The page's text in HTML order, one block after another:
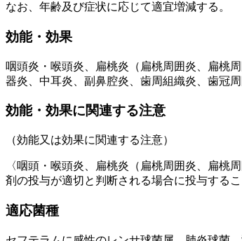
なお、年齢及び症状に応じて適宜増減する。
効能・効果
咽頭炎・喉頭炎、扁桃炎（扁桃周囲炎、扁桃
器炎、中耳炎、副鼻腔炎、歯周組織炎、歯冠周
効能・効果に関連する注意
（効能又は効果に関連する注意）
〈咽頭・喉頭炎、扁桃炎（扁桃周囲炎、扁桃
剤の投与が適切と判断される場合に投与するこ
適応菌種